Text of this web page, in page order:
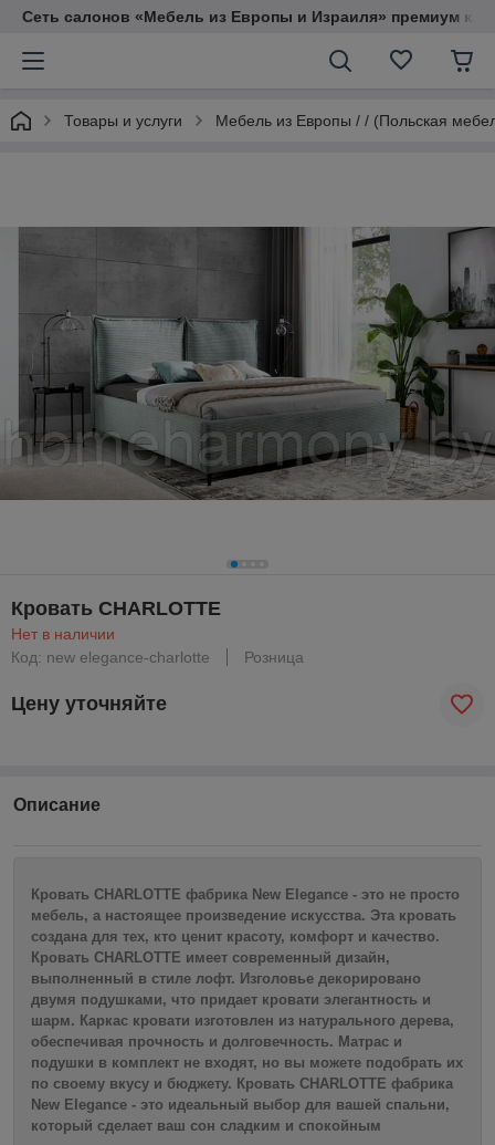
Сеть салонов «Мебель из Европы и Израиля» премиум
Товары и услуги Мебель из Европы / / (Польская
Кровать CHARLOTTE
Нет в наличии
Код: new elegance-charlotte
Розница
Цену уточняйте
Описание
Кровать CHARLOTTE фабрика New Elegance - это не просто
мебель, а настоящее произведение искусства. Эта кровать
создана для тех, кто ценит красоту, комфорт и качество.
Кровать CHARLOTTE имеет современный дизайн,
выполненный в стиле лофт. Изголовье декорировано
двумя подушками, что придает кровати элегантность и
шарм. Каркас кровати изготовлен из натурального дерева,
обеспечивая прочность и долговечность. Матрас и
подушки в комплект не входят, но вы можете подобрать их
по своему вкусу и бюджету. Кровать CHARLOTTE фабрика
New Elegance - это идеальный выбор для вашей спальни,
который сделает ваш сон сладким и спокойным